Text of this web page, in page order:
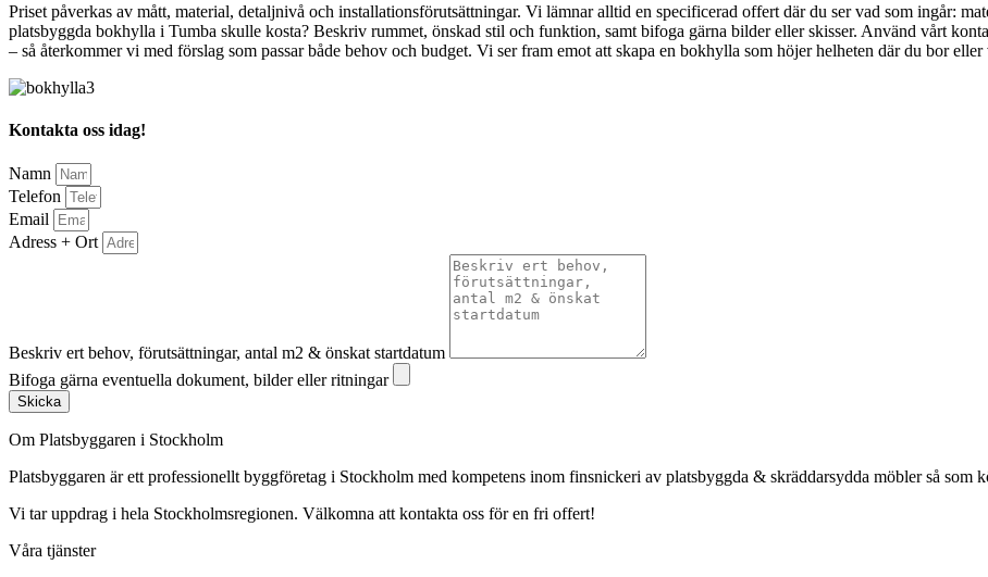
Priset påverkas av mått, material, detaljnivå och installationsförutsättningar. Vi lämnar alltid en specificerad offert där du ser vad som ingår:
platsbyggda bokhylla i Tumba skulle kosta? Beskriv rummet, önskad stil och funktion, samt bifoga gärna bilder eller skisser. Använd vårt
– så återkommer vi med förslag som passar både behov och budget. Vi ser fram emot att skapa en bokhylla som höjer helheten där du bor eller
Kontakta oss idag!
Namn
Telefon
Email
Adress + Ort
Beskriv ert behov, förutsättningar, antal m2 & önskat startdatum
Bifoga gärna eventuella dokument, bilder eller ritningar
Skicka
Om Platsbyggaren i Stockholm
Platsbyggaren är ett professionellt byggföretag i Stockholm med kompetens inom finsnickeri av platsbyggda & skräddarsydda möbler så
Vi tar uppdrag i hela Stockholmsregionen. Välkomna att kontakta oss för en fri offert!
Våra tjänster